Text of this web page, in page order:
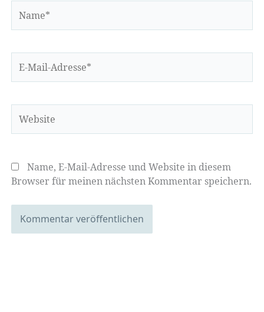
Mail-
Name, E-Mail-Adresse und Website in diesem
Browser für meinen nächsten Kommentar speichern.